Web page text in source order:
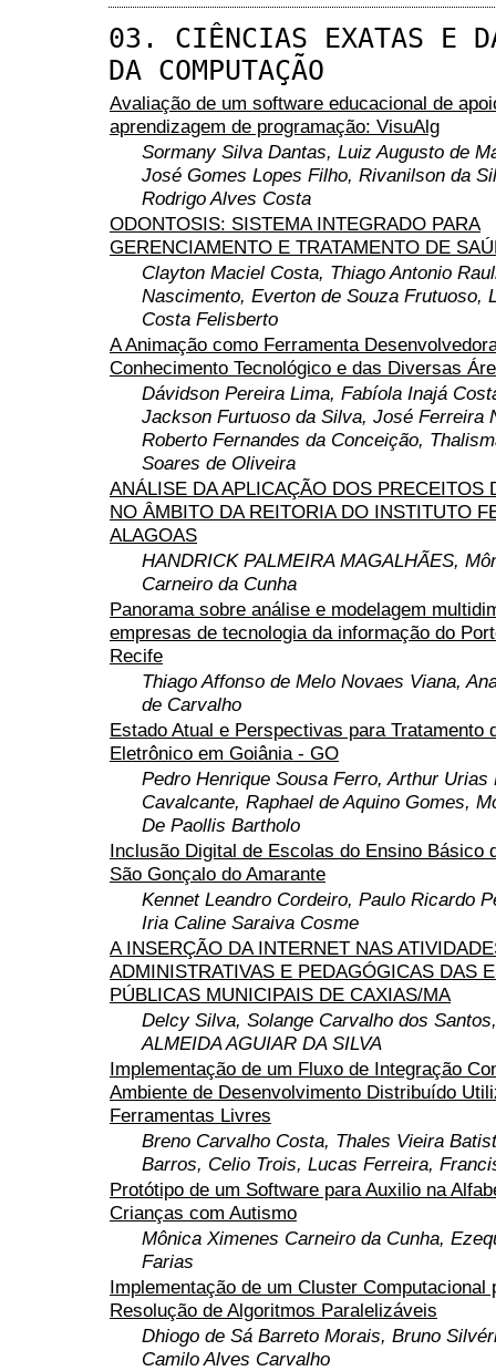
03. CIÊNCIAS EXATAS E
DA COMPUTAÇÃO
Avaliação de um software educacional de
aprendizagem de programação: VisuAlg
Sormany Silva Dantas, Luiz Augusto de
José Gomes Lopes Filho, Rivanilson da
Rodrigo Alves Costa
ODONTOSIS: SISTEMA INTEGRADO PARA
GERENCIAMENTO E TRATAMENTO DE
Clayton Maciel Costa, Thiago Antonio
Nascimento, Everton de Souza Frutuoso,
Costa Felisberto
A Animação como Ferramenta
Conhecimento Tecnológico e das Diversas
Dávidson Pereira Lima, Fabíola Inajá
Jackson Furtuoso da Silva, José Ferreira
Roberto Fernandes da Conceição,
Soares de Oliveira
ANÁLISE DA APLICAÇÃO DOS PRECEITOS
NO ÂMBITO DA REITORIA DO INSTITUTO
ALAGOAS
HANDRICK PALMEIRA MAGALHÃES,
Carneiro da Cunha
Panorama sobre análise e modelagem
empresas de tecnologia da informação do
Recife
Thiago Affonso de Melo Novaes Viana,
de Carvalho
Estado Atual e Perspectivas para Tratamento
Eletrônico em Goiânia - GO
Pedro Henrique Sousa Ferro, Arthur Urias
Cavalcante, Raphael de Aquino Gomes,
De Paollis Bartholo
Inclusão Digital de Escolas do Ensino Básico
São Gonçalo do Amarante
Kennet Leandro Cordeiro, Paulo Ricardo
Iria Caline Saraiva Cosme
A INSERÇÃO DA INTERNET NAS
ADMINISTRATIVAS E PEDAGÓGICAS DAS
PÚBLICAS MUNICIPAIS DE CAXIAS/MA
Delcy Silva, Solange Carvalho dos
ALMEIDA AGUIAR DA SILVA
Implementação de um Fluxo de Integração
Ambiente de Desenvolvimento Distribuído
Ferramentas Livres
Breno Carvalho Costa, Thales Vieira
Barros, Celio Trois, Lucas Ferreira,
Protótipo de um Software para Auxilio na
Crianças com Autismo
Mônica Ximenes Carneiro da Cunha,
Farias
Implementação de um Cluster Computacional
Resolução de Algoritmos Paralelizáveis
Dhiogo de Sá Barreto Morais, Bruno
Camilo Alves Carvalho